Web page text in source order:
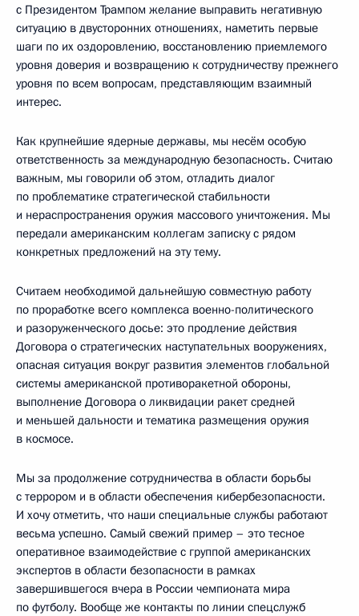
с Президентом Трампом желание выправить негативную
ситуацию в двусторонних отношениях, наметить первые
шаги по их оздоровлению, восстановлению приемлемого
уровня доверия и возвращению к сотрудничеству прежнего
уровня по всем вопросам, представляющим взаимный
интерес.
Как крупнейшие ядерные державы, мы несём особую
ответственность за международную безопасность. Считаю
важным, мы говорили об этом, отладить диалог
по проблематике стратегической стабильности
и нераспространения оружия массового уничтожения. Мы
передали американским коллегам записку с рядом
конкретных предложений на эту тему.
Считаем необходимой дальнейшую совместную работу
по проработке всего комплекса военно-политического
и разоруженческого досье: это продление действия
Договора о стратегических наступательных вооружениях,
опасная ситуация вокруг развития элементов глобальной
системы американской противоракетной обороны,
выполнение Договора о ликвидации ракет средней
и меньшей дальности и тематика размещения оружия
в космосе.
Мы за продолжение сотрудничества в области борьбы
с террором и в области обеспечения кибербезопасности.
И хочу отметить, что наши специальные службы работают
весьма успешно. Самый свежий пример – это тесное
оперативное взаимодействие с группой американских
экспертов в области безопасности в рамках
завершившегося вчера в России чемпионата мира
по футболу. Вообще же контакты по линии спецслужб